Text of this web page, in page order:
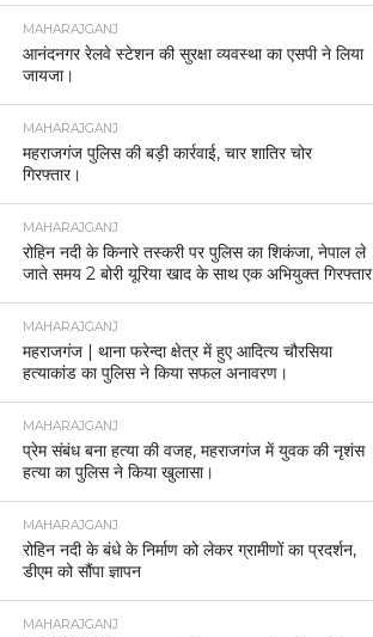
MAHARAJGANJ
आनंदनगर रेलवे स्टेशन की सुरक्षा व्यवस्था का एसपी ने लिया
जायजा।
MAHARAJGANJ
महराजगंज पुलिस की बड़ी कार्रवाई, चार शातिर चोर
गिरफ्तार।
MAHARAJGANJ
रोहिन नदी के किनारे तस्करी पर पुलिस का शिकंजा, नेपाल ले
जाते समय 2 बोरी यूरिया खाद के साथ एक अभियुक्त गिरफ्तार
MAHARAJGANJ
महराजगंज | थाना फरेन्दा क्षेत्र में हुए आदित्य चौरसिया
हत्याकांड का पुलिस ने किया सफल अनावरण।
MAHARAJGANJ
प्रेम संबंध बना हत्या की वजह, महराजगंज में युवक की नृशंस
हत्या का पुलिस ने किया खुलासा।
MAHARAJGANJ
रोहिन नदी के बंधे के निर्माण को लेकर ग्रामीणों का प्रदर्शन,
डीएम को सौंपा ज्ञापन
MAHARAJGANJ